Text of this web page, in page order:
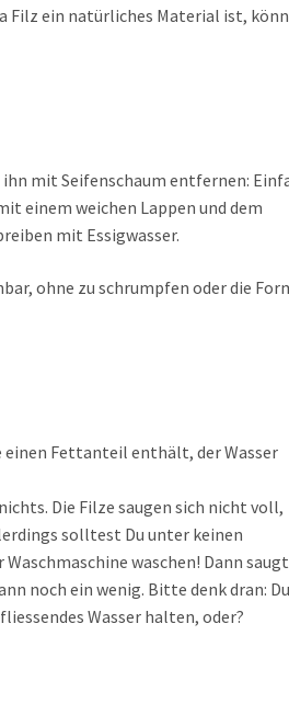
Filz ein natürliches Material ist,
mit Seifenschaum entfernen:
einem weichen Lappen und dem
mit Essigwasser.
ohne zu schrumpfen oder die
einen Fettanteil enthält, der Wasser
Die Filze saugen sich nicht voll,
solltest Du unter keinen
waschen! Dann
noch ein wenig. Bitte denk dran:
Wasser halten, oder?